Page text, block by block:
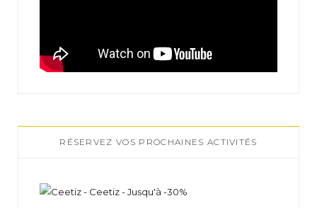
RÉSERVEZ VOS PROCHAINES ACTIVITÉS